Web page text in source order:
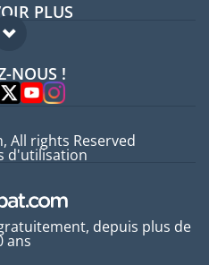
pays
PLUS
FAQ
NOUS !
depuis plus de
ans
All rights Reserved
d'utilisation